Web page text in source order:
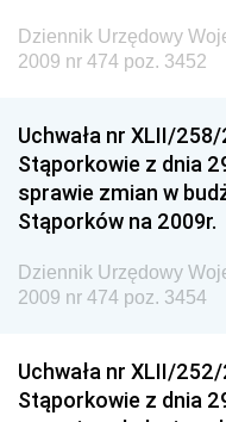
Dziennik Urzędowy
Dziennik Urzędowy
Narodowego i Sportu
Dziennik Urzędowy
Społecznej
Dziennik Urzędowy
Granicznej
Drogowego
Dziennik Urzędowy
Dziennik Urzędowy
2009 nr 474 poz. 3452
Uchwała nr XLII/
Stąporkowie z dnia
sprawie zmian w
Stąporków na 2009r.
Dziennik Urzędowy
2009 nr 474 poz. 3454
Uchwała nr XLII/
Stąporkowie z dnia